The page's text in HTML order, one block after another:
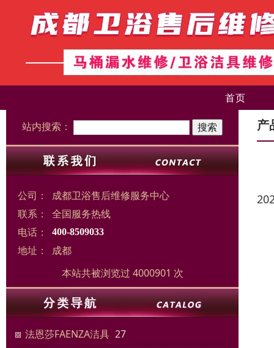
首页
站内搜索：
公司：
成都卫浴售后维修服务中心
联系：
全国服务热线
电话：
400-8509033
地址：
成都
本站共被浏览过 4000901 次
法恩莎FAENZA洁具 27
产